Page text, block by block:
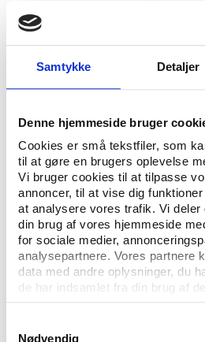
Samtykke Detaljer
Denne hjemmeside bruger
Cookies er små tekstfiler, som
til at gøre en brugers oplevelse
Vi bruger cookies til at tilpasse
annoncer, til at vise dig
at analysere vores trafik. Vi deler
din brug af vores hjemmeside
for sociale medier,
analysepartnere. Vores partnere
data med andre oplysninger, du
de har indsamlet fra din brug af
Nødvendig
Kenneth Thue Nielsen er ejer
fra Aarhus Universitet. Han
kommunikationschef i LO,
Programproduktion og politisk
Socialdemokraterne.
Instituttet vil gerne sige en
bestyrelsen til de to afgående
Bendix og Morten Bo
Idans bestyrelse består
af: